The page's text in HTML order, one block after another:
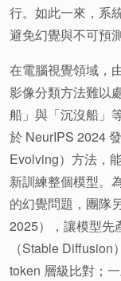
行。如此一來，系
避免幻覺與不可預
在電腦視覺領域，
影像分類方法難以
船」與「沉沒船」
於 NeurIPS 2024
Evolving）方法，
新訓練整個模型。
的幻覺問題，團隊
2025），讓模型先
（Stable
token 層級比對；